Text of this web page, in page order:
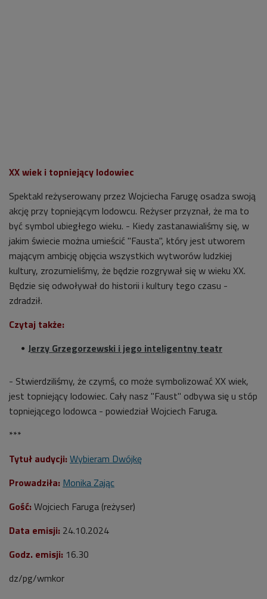
XX wiek i topniejący lodowiec
Spektakl reżyserowany przez Wojciecha Farugę osadza swoją
akcję przy topniejącym lodowcu. Reżyser przyznał, że ma to
być symbol ubiegłego wieku. - Kiedy zastanawialiśmy się, w
jakim świecie można umieścić "Fausta", który jest utworem
mającym ambicję objęcia wszystkich wytworów ludzkiej
kultury, zrozumieliśmy, że będzie rozgrywał się w wieku XX.
Będzie się odwoływał do historii i kultury tego czasu -
zdradził.
Czytaj także:
Jerzy Grzegorzewski i jego inteligentny teatr
- Stwierdziliśmy, że czymś, co może symbolizować XX wiek,
jest topniejący lodowiec. Cały nasz "Faust" odbywa się u stóp
topniejącego lodowca - powiedział Wojciech Faruga.
***
Tytuł audycji: Wybieram Dwójkę
Prowadziła: Monika Zając
Gość: Wojciech Faruga (reżyser)
Data emisji: 24.10.2024
Godz. emisji: 16.30
dz/pg/wmkor